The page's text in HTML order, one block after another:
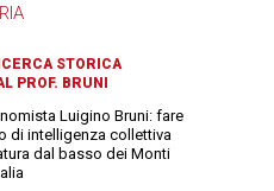
STORICA
PROF. BRUNI
Luigino Bruni: fare
di intelligenza collettiva
dal basso dei Monti